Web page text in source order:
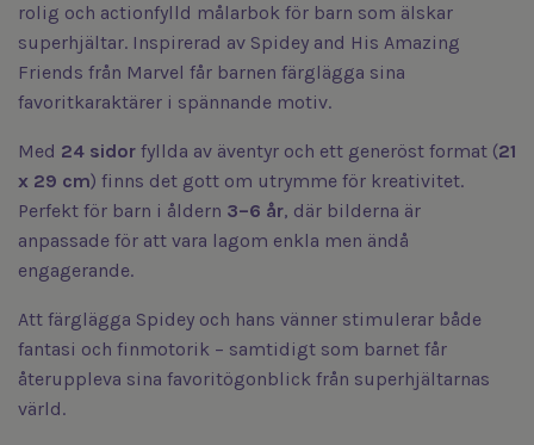
rolig och actionfylld målarbok för barn som älskar
superhjältar. Inspirerad av Spidey and His Amazing
Friends från Marvel får barnen färglägga sina
favoritkaraktärer i spännande motiv.
Med 24 sidor fyllda av äventyr och ett generöst format (21
x 29 cm) finns det gott om utrymme för kreativitet.
Perfekt för barn i åldern 3–6 år, där bilderna är
anpassade för att vara lagom enkla men ändå
engagerande.
Att färglägga Spidey och hans vänner stimulerar både
fantasi och finmotorik – samtidigt som barnet får
återuppleva sina favoritögonblick från superhjältarnas
värld.